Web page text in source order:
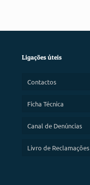
Ligações úteis
Contactos
Ficha Técnica
Canal de Denúncias
Livro de Reclamações